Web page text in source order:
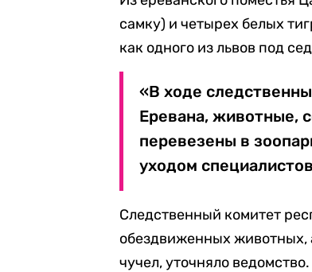
самку) и четырех белых
как одного из львов под
«В ходе
Еревана, животные,
перевезены в
уходом
Следственный комитет
обездвиженных животных,
чучел, уточняло